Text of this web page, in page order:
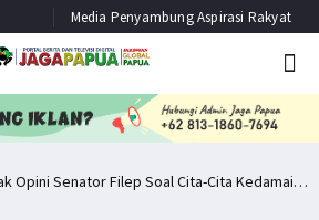
Media Penyambung Aspirasi Rakyat
Simak Opini Senator Filep Soal Cita-Cita Kedamaian di Tanah Papua